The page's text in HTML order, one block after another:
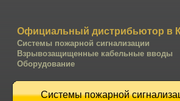
Официальный дистрибьютор в
Системы пожарной сигнализации
Взрывозащищенные кабельные вводы
Оборудование
Системы пожарной